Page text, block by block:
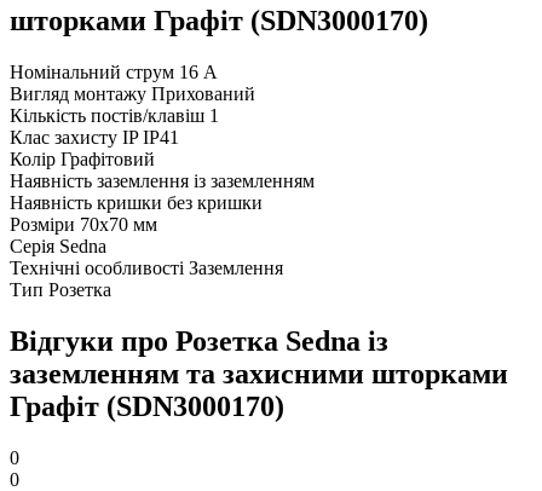
шторками Графіт (SDN3000170)
Номінальний струм 16 А
Вигляд монтажу Прихований
Кількість постів/клавіш 1
Клас захисту IP IP41
Колір Графітовий
Наявність заземлення із заземленням
Наявність кришки без кришки
Розміри 70х70 мм
Серія Sedna
Технічні особливості Заземлення
Тип Розетка
Відгуки про Розетка Sedna із
заземленням та захисними шторками
Графіт (SDN3000170)
0
0